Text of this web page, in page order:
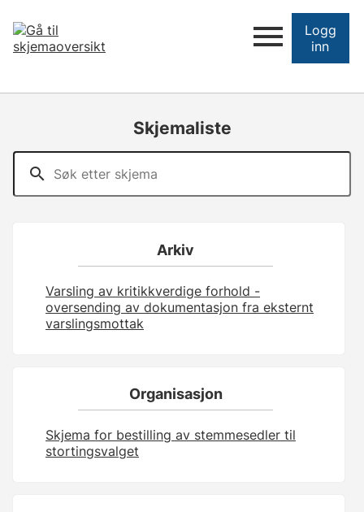
Logg
inn
Skjemaliste
Arkiv
Varsling av kritikkverdige forhold -
oversending av dokumentasjon fra eksternt
varslingsmottak
Organisasjon
Skjema for bestilling av stemmesedler til
stortingsvalget